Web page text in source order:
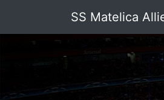
SS Matelica